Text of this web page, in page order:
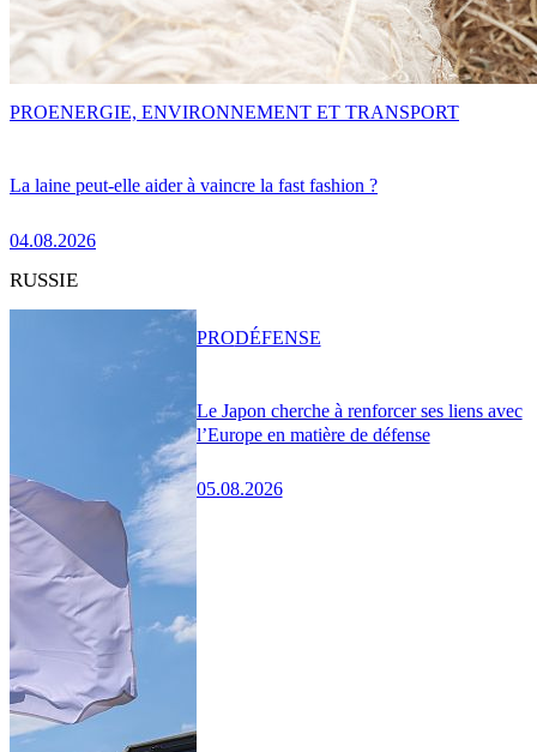
La laine peut-elle aider à vaincre la fast fashion ?
04.08.2026
PROENERGIE, ENVIRONNEMENT ET TRANSPORT
RUSSIE
Le Japon cherche à renforcer ses liens avec
l’Europe en matière de défense
05.08.2026
PRODÉFENSE